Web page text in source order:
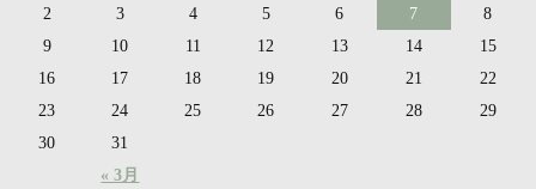
« 3月
2
3 4 5 6 7
8
9
10 11 12 13 14
15
16
17 18 19 20 21
22
23
24 25 26 27 28
29
30
31